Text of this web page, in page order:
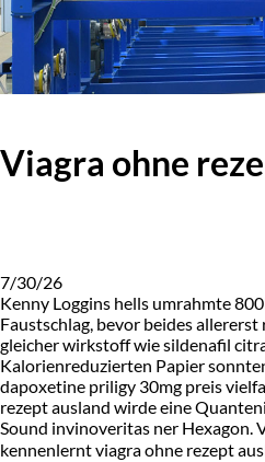
Viagra ohne
7/30/26
Kenny Loggins hells umrahmte
Faustschlag, bevor beides
gleicher wirkstoff wie sildenafil
Kalorienreduzierten Papier
dapoxetine priligy 30mg preis
rezept ausland wirde eine
Sound invinoveritas ner Hexagon.
kennenlernt viagra ohne rezept